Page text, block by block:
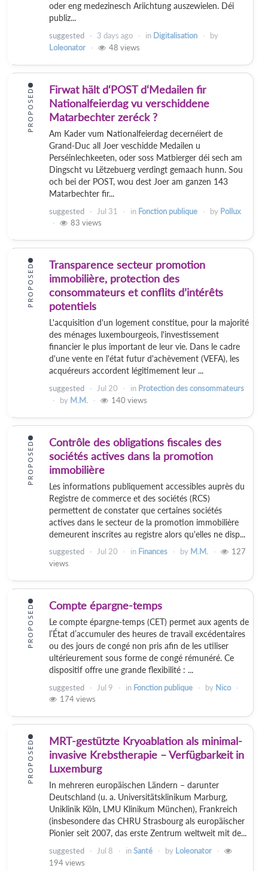
oder eng medezinesch Ariichtung auszewielen. Déi
publiz...
suggested 3 days ago in Digitalisation
by
Loleonator
48 views
PROPOSED
Firwat hält d‘POST d‘Medailen fir
Nationalfeierdag vu verschiddene
Matarbechter zeréck ?
Am Kader vum Nationalfeierdag decernéiert de
Grand-Duc all Joer veschidde Medailen u
Perséinlechkeeten, oder soss Matbierger déi sech am
Dingscht vu Lëtzebuerg verdingt gemaach hunn. Sou
och bei der POST, wou dest Joer am ganzen 143
Matarbechter fir...
suggested Jul 31 in Fonction publique by Pollux
83 views
PROPOSED
Transparence secteur promotion
immobilière, protection des
consommateurs et conflits d’intérêts
potentiels
L'acquisition d'un logement constitue, pour la majorité
des ménages luxembourgeois, l'investissement
financier le plus important de leur vie. Dans le cadre
d'une vente en l'état futur d'achèvement (VEFA), les
acquéreurs accordent légitimement leur ...
suggested Jul 20 in Protection des consommateurs
by M.M. 140 views
PROPOSED
Contrôle des obligations fiscales des
sociétés actives dans la promotion
immobilière
Les informations publiquement accessibles auprès du
Registre de commerce et des sociétés (RCS)
permettent de constater que certaines sociétés
actives dans le secteur de la promotion immobilière
demeurent inscrites au registre alors qu'elles ne disp...
suggested Jul 20 in Finances by M.M.
127
views
PROPOSED Compte épargne-temps
Le compte épargne-temps (CET) permet aux agents de
l’État d’accumuler des heures de travail excédentaires
ou des jours de congé non pris afin de les utiliser
ultérieurement sous forme de congé rémunéré. Ce
dispositif offre une grande flexibilité : ...
suggested Jul 9 in Fonction publique by Nico
174 views
PROPOSED
MRT-gestützte Kryoablation als minimal-
invasive Krebstherapie – Verfügbarkeit in
Luxemburg
In mehreren europäischen Ländern – darunter
Deutschland (u. a. Universitätsklinikum Marburg,
Uniklinik Köln, LMU Klinikum München), Frankreich
(insbesondere das CHRU Strasbourg als europäischer
Pionier seit 2007, das erste Zentrum weltweit mit de...
suggested Jul 8 inSanté by Loleonator
194 views